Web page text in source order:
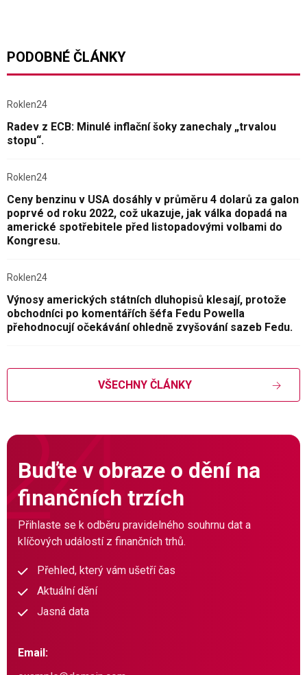
PODOBNÉ ČLÁNKY
Roklen24
Radev z ECB: Minulé inflační šoky zanechaly „trvalou
stopu“.
Roklen24
Ceny benzinu v USA dosáhly v průměru 4 dolarů za galon
poprvé od roku 2022, což ukazuje, jak válka dopadá na
americké spotřebitele před listopadovými volbami do
Kongresu.
Roklen24
Výnosy amerických státních dluhopisů klesají, protože
obchodníci po komentářích šéfa Fedu Powella
přehodnocují očekávání ohledně zvyšování sazeb Fedu.
VŠECHNY ČLÁNKY
Buďte v obraze o dění na
finančních trzích
Přihlaste se k odběru pravidelného souhrnu dat a
klíčových událostí z finančních trhů.
Přehled, který vám ušetří čas
Aktuální dění
Jasná data
Email: